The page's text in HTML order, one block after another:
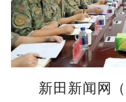
新田新闻网